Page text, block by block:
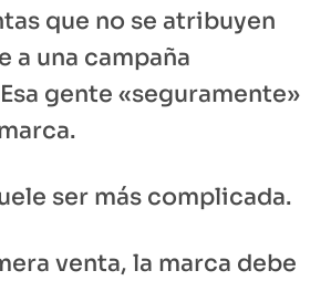
que no se atribuyen
a una campaña
gente «seguramente»
ser más complicada.
venta, la marca debe